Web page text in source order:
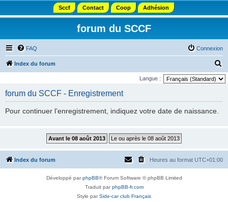
Sccf Contact Coop Adhésion
forum du SCCF
FAQ Connexion
Index du forum
e
e
Langue :
forum du SCCF - Enregistrement
Pour continuer l’enregistrement, indiquez votre date de naissance.
Index du forum Heures au format UTC+01:00
Développé parphpBB® Forum Software © phpBB Limited
Traduit parphpBB-fr.com
Style parSide-car club Français